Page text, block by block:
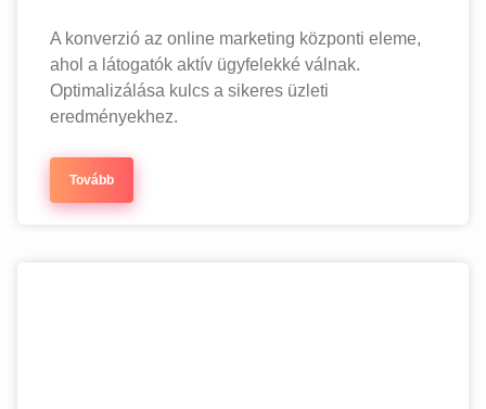
A konverzió az online marketing központi eleme,
ahol a látogatók aktív ügyfelekké válnak.
Optimalizálása kulcs a sikeres üzleti
eredményekhez.
Tovább